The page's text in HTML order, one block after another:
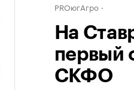
PROюгАгро
На
первый
СКФО